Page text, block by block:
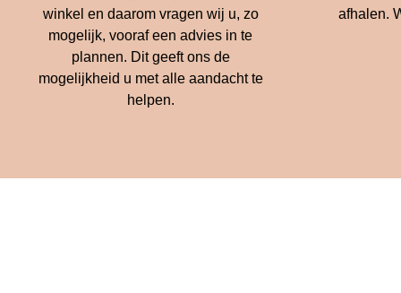
winkel en daarom vragen wij u, zo
mogelijk, vooraf een advies in te
plannen. Dit geeft ons de
mogelijkheid u met alle aandacht te
helpen.
afhalen.